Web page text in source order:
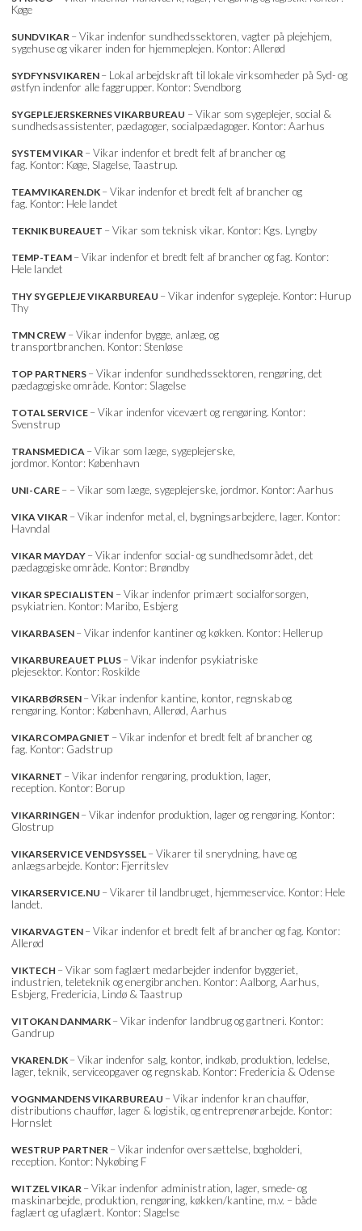
Køge
SUNDVIKAR – Vikar indenfor sundhedssektoren, vagter på plejehjem,
sygehuse og vikarer inden for hjemmeplejen. Kontor: Allerød
SYDFYNSVIKAREN – Lokal arbejdskraft til lokale virksomheder på Syd- og
østfyn indenfor alle faggrupper. Kontor: Svendborg
SYGEPLEJERSKERNES VIKARBUREAU – Vikar som sygeplejer, social &
sundhedsassistenter, pædagoger, socialpædagoger. Kontor: Aarhus
SYSTEM VIKAR – Vikar indenfor et bredt felt af brancher og
fag. Kontor: Køge, Slagelse, Taastrup.
TEAMVIKAREN.DK – Vikar indenfor et bredt felt af brancher og
fag. Kontor: Hele landet
TEKNIK BUREAUET – Vikar som teknisk vikar. Kontor: Kgs. Lyngby
TEMP-TEAM – Vikar indenfor et bredt felt af brancher og fag. Kontor:
Hele landet
THY SYGEPLEJE VIKARBUREAU – Vikar indenfor sygepleje. Kontor: Hurup
Thy
TMN CREW – Vikar indenfor bygge, anlæg, og
transportbranchen. Kontor: Stenløse
TOP PARTNERS – Vikar indenfor sundhedssektoren, rengøring, det
pædagogiske område. Kontor: Slagelse
TOTAL SERVICE – Vikar indenfor vicevært og rengøring. Kontor:
Svenstrup
TRANSMEDICA – Vikar som læge, sygeplejerske,
jordmor. Kontor: København
UNI-CARE – – Vikar som læge, sygeplejerske, jordmor. Kontor: Aarhus
VIKA VIKAR – Vikar indenfor metal, el, bygningsarbejdere, lager. Kontor:
Havndal
VIKAR MAYDAY – Vikar indenfor social- og sundhedsområdet, det
pædagogiske område. Kontor: Brøndby
VIKAR SPECIALISTEN – Vikar indenfor primært socialforsorgen,
psykiatrien. Kontor: Maribo, Esbjerg
VIKARBASEN – Vikar indenfor kantiner og køkken. Kontor: Hellerup
VIKARBUREAUET PLUS – Vikar indenfor psykiatriske
plejesektor. Kontor: Roskilde
VIKARBØRSEN – Vikar indenfor kantine, kontor, regnskab og
rengøring. Kontor: København, Allerød, Aarhus
VIKARCOMPAGNIET – Vikar indenfor et bredt felt af brancher og
fag. Kontor: Gadstrup
VIKARNET – Vikar indenfor rengøring, produktion, lager,
reception. Kontor: Borup
VIKARRINGEN – Vikar indenfor produktion, lager og rengøring. Kontor:
Glostrup
VIKARSERVICE VENDSYSSEL – Vikarer til snerydning, have og
anlægsarbejde. Kontor: Fjerritslev
VIKARSERVICE.NU – Vikarer til landbruget, hjemmeservice. Kontor: Hele
landet.
VIKARVAGTEN – Vikar indenfor et bredt felt af brancher og fag. Kontor:
Allerød
VIKTECH – Vikar som faglært medarbejder indenfor byggeriet,
industrien, teleteknik og energibranchen. Kontor: Aalborg, Aarhus,
Esbjerg, Fredericia, Lindø & Taastrup
VITOKAN DANMARK – Vikar indenfor landbrug og gartneri. Kontor:
Gandrup
VKAREN.DK – Vikar indenfor salg, kontor, indkøb, produktion, ledelse,
lager, teknik, serviceopgaver og regnskab. Kontor: Fredericia & Odense
VOGNMANDENS VIKARBUREAU – Vikar indenfor kran chauffør,
distributions chauffør, lager & logistik, og entreprenørarbejde. Kontor:
Hornslet
WESTRUP PARTNER – Vikar indenfor oversættelse, bogholderi,
reception. Kontor: Nykøbing F
WITZEL VIKAR – Vikar indenfor administration, lager, smede- og
maskinarbejde, produktion, rengøring, køkken/kantine, m.v. – både
faglært og ufaglært. Kontor: Slagelse